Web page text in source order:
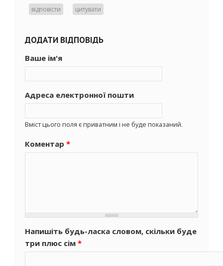
відповісти цитувати
ДОДАТИ ВІДПОВІДЬ
Ваше ім'я
Адреса електронної пошти
Вміст цього поля є приватним і не буде показаний.
Коментар *
Напишіть будь-ласка словом, скільки буде
три плюс сім *